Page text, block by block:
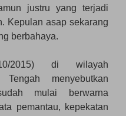
justru yang terjadi
Kepulan asap sekarang
berbahaya.
2015) di wilayah
Tengah menyebutkan
mulai berwarna
pemantau, kepekatan